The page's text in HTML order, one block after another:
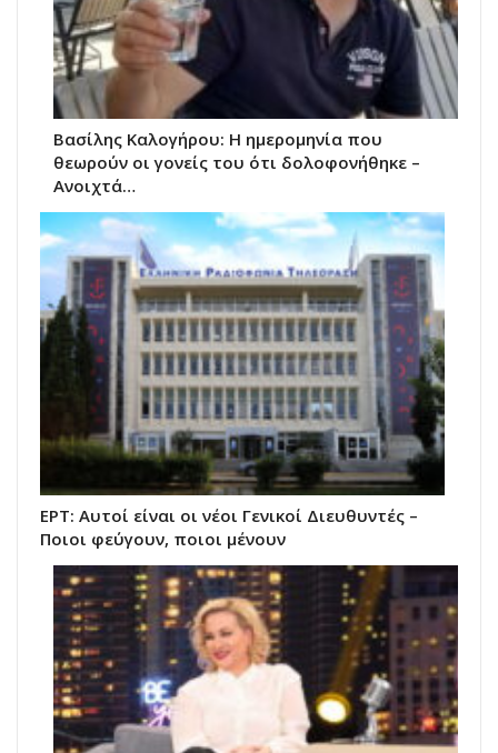
Βασίλης Καλογήρου: Η ημερομηνία που
θεωρούν οι γονείς του ότι δολοφονήθηκε –
Ανοιχτά…
ΕΡΤ: Αυτοί είναι οι νέοι Γενικοί Διευθυντές –
Ποιοι φεύγουν, ποιοι μένουν